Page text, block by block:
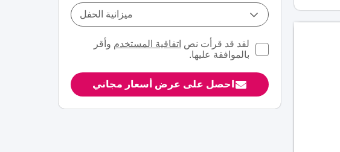
ميزانية الحفل
لقد قد قرأت نص اتفاقية المستخدم وأقر
بالموافقة عليها.
احصل على عرض أسعار مجاني